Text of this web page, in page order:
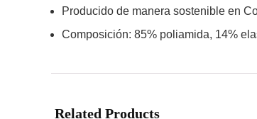
Producido de manera sostenible en
Composición: 85% poliamida, 14%
Related Products